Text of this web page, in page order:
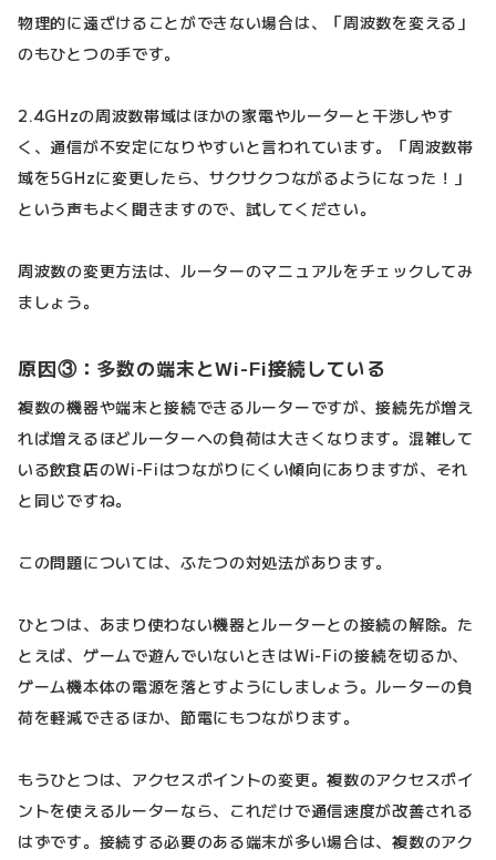
物理的に遠ざけることができない場合は、「周波数を変える」
のもひとつの手です。
2.4GHzの周波数帯域はほかの家電やルーターと干渉しやす
く、通信が不安定になりやすいと言われています。「周波数帯
域を5GHzに変更したら、サクサクつながるようになった！」
という声もよく聞きますので、試してください。
周波数の変更方法は、ルーターのマニュアルをチェックしてみ
ましょう。
原因③：多数の端末とWi-Fi接続している
複数の機器や端末と接続できるルーターですが、接続先が増え
れば増えるほどルーターへの負荷は大きくなります。混雑して
いる飲食店のWi-Fiはつながりにくい傾向にありますが、それ
と同じですね。
この問題については、ふたつの対処法があります。
ひとつは、あまり使わない機器とルーターとの接続の解除。た
とえば、ゲームで遊んでいないときはWi-Fiの接続を切るか、
ゲーム機本体の電源を落とすようにしましょう。ルーターの負
荷を軽減できるほか、節電にもつながります。
もうひとつは、アクセスポイントの変更。複数のアクセスポイ
ントを使えるルーターなら、これだけで通信速度が改善される
はずです。接続する必要のある端末が多い場合は、複数のアク